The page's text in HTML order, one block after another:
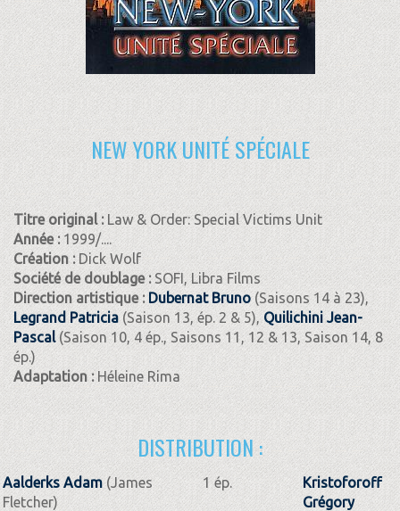
NEW YORK UNITÉ SPÉCIALE
Titre original : Law & Order: Special Victims Unit
Année :1999/....
Création :Dick Wolf
Société de doublage :SOFI, Libra Films
Direction artistique : Dubernat Bruno(Saisons 14 à 23),
Legrand Patricia(Saison 13, ép. 2 & 5), Quilichini Jean-
Pascal(Saison 10, 4 ép., Saisons 11, 12 & 13, Saison 14, 8
ép.)
Adaptation :Héleine Rima
DISTRIBUTION :
Aalderks Adam(James
Fletcher)
1 ép.
Kristoforoff
Grégory